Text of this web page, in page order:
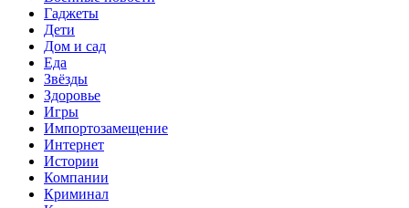
Гаджеты
Дети
Дом и сад
Еда
Звёзды
Здоровье
Игры
Импортозамещение
Интернет
Истории
Компании
Криминал